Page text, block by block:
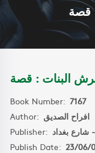
قصة
البنات : قصة
Book Number: 7167
Author: افراح الصديق
Publisher:
Publish Date: 23/06/